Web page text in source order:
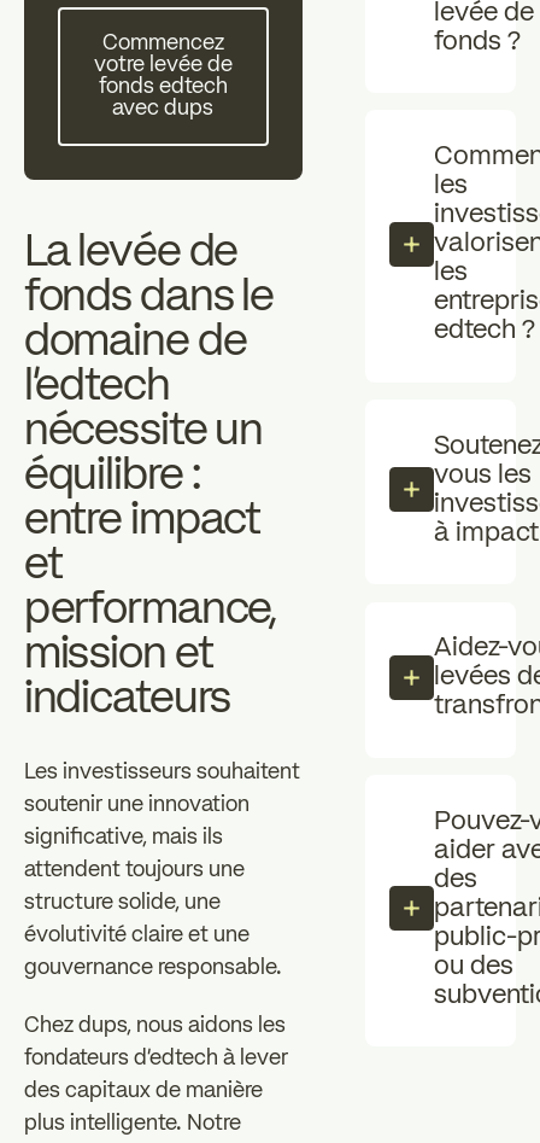
zz
Investisseurs individuels
Les essentiels
FAQ
Commencez votre levée de fonds edtech avec dups
Commencez
votre levée de
fonds edtech
avec dups
La levée de
fonds dans le
domaine de
l'edtech
nécessite un
équilibre :
entre impact
et
performance,
mission et
indicateurs
Les investisseurs souhaitent
soutenir une innovation
significative, mais ils
attendent toujours une
structure solide, une
évolutivité claire et une
gouvernance responsable.
Chez dups, nous aidons les
fondateurs d'edtech à lever
des capitaux de manière
plus intelligente. Notre
levée de
fonds ?
les
les
edtech ?
vous les
à
Aidez-
levées
Pouvez-
aider
des
public-
ou des